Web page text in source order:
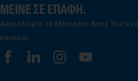
ΜΕΊΝΕ ΣΕ ΕΠΑΦΉ.
Ανακαλύψτε τα Mercedes‑Benz Trucks
κανάλια.